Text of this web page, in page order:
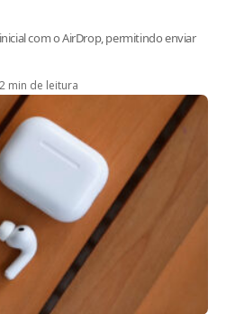
com o AirDrop, permitindo enviar
min de leitura